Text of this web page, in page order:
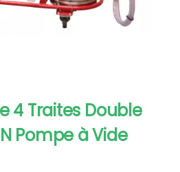
4 Traites Double
Pompe à Vide